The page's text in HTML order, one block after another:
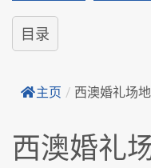
目录
主页 / 西澳婚礼场地
西澳婚礼